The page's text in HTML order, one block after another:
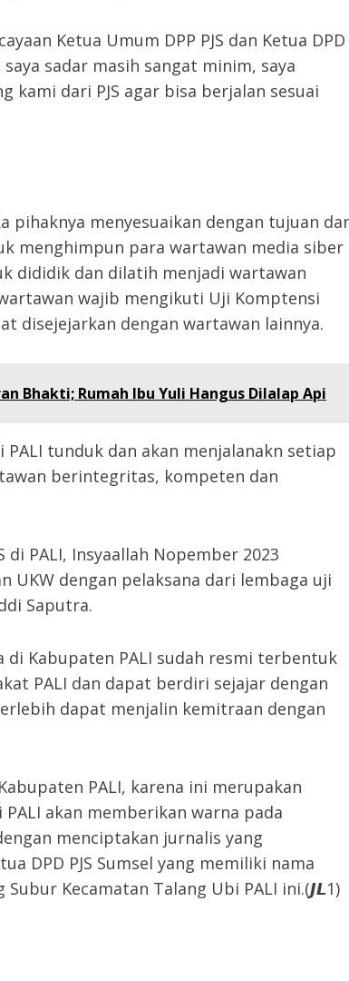
Ketua Umum DPP PJS dan Ketua DPD
sadar masih sangat minim, saya
dari PJS agar bisa berjalan sesuai
pihaknya menyesuaikan dengan tujuan
menghimpun para wartawan media siber
dididik dan dilatih menjadi wartawan
wajib mengikuti Uji Komptensi
disejejarkan dengan wartawan lainnya.
Bhakti; Rumah Ibu Yuli Hangus Dilalap Api
tunduk dan akan menjalanakn setiap
berintegritas, kompeten dan
PALI, Insyaallah Nopember 2023
UKW dengan pelaksana dari lembaga uji
Saputra.
di Kabupaten PALI sudah resmi terbentuk
PALI dan dapat berdiri sejajar dengan
dapat menjalin kemitraan dengan
PALI, karena ini merupakan
akan memberikan warna pada
menciptakan jurnalis yang
DPD PJS Sumsel yang memiliki nama
Kecamatan Talang Ubi PALI ini.(𝙅𝙇1)